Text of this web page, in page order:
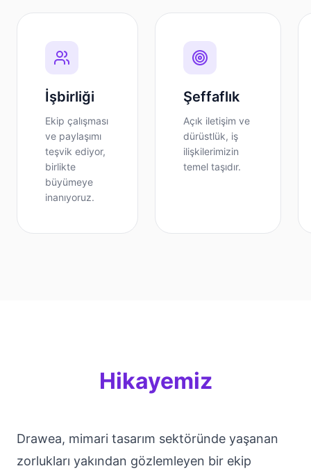
İşbirliği
Ekip çalışması
ve paylaşımı
teşvik ediyor,
birlikte
büyümeye
inanıyoruz.
Şeffaflık
Açık iletişim ve
dürüstlük, iş
ilişkilerimizin
temel taşıdır.
Hikayemiz
Drawea, mimari tasarım sektöründe yaşanan
zorlukları yakından gözlemleyen bir ekip